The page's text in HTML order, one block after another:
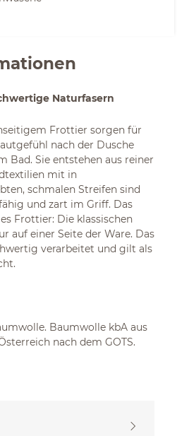
Naturfasern
Frottier sorgen für
nach der Dusche
Bad. Sie entstehen aus reiner
mit in
schmalen Streifen sind
und zart im Griff. Das
Frottier: Die klassischen
auf einer Seite der Ware. Das
verarbeitet und gilt als
Baumwolle kbA aus
nach dem GOTS.